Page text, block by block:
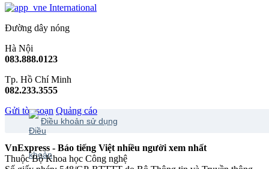
International
Đường dây nóng
Hà Nội
083.888.0123
Tp. Hồ Chí Minh
082.233.3555
Gửi tòa soạn Quảng cáo
Điều khoản sử dụng
VnExpress - Báo tiếng Việt nhiều người xem nhất
Thuộc Bộ Khoa học Công nghệ